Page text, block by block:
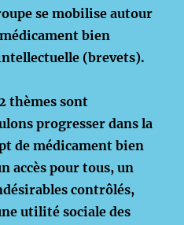
se mobilise autour
bien
(brevets).
thèmes sont
progresser dans la
de médicament bien
accès pour tous, un
contrôlés,
utilité sociale des